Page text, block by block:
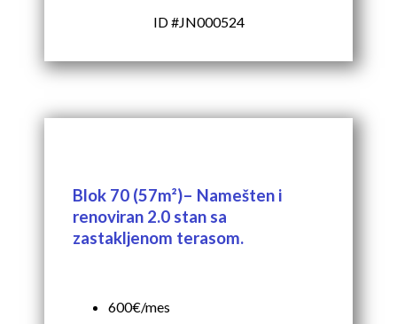
ID #JN000524
Blok 70 (57m²)– Namešten i
renoviran 2.0 stan sa
zastakljenom terasom.
600€/mes